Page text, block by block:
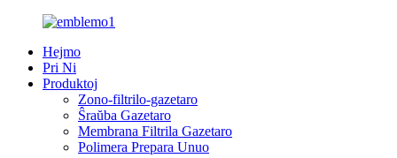
Hejmo
Pri Ni
Produktoj
Zono-filtrilo-gazetaro
Ŝraŭba Gazetaro
Membrana Filtrila Gazetaro
Polimera Prepara Unuo